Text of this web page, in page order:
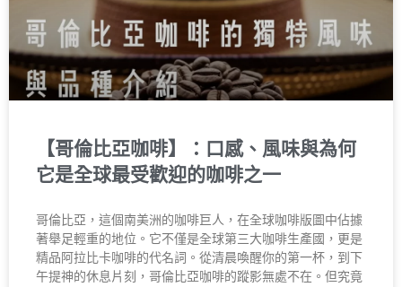
【哥倫比亞咖啡】：口感、風味與為何
它是全球最受歡迎的咖啡之一
哥倫比亞，這個南美洲的咖啡巨人，在全球咖啡版圖中佔據
著舉足輕重的地位。它不僅是全球第三大咖啡生產國，更是
精品阿拉比卡咖啡的代名詞。從清晨喚醒你的第一杯，到下
午提神的休息片刻，哥倫比亞咖啡的蹤影無處不在。但究竟